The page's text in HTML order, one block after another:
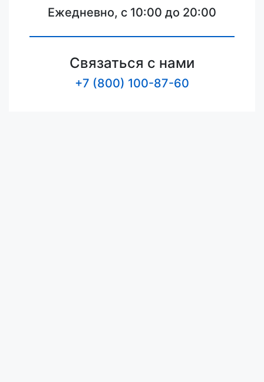
Ежедневно, с 10:00 до 20:00
Связаться с нами
+7 (800) 100-87-60